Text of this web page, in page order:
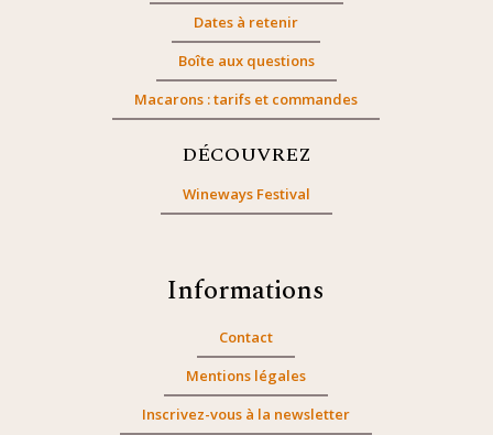
Dates à retenir
Boîte aux questions
Macarons : tarifs et commandes
DÉCOUVREZ
Wineways Festival
Informations
Contact
Mentions légales
Inscrivez-vous à la newsletter